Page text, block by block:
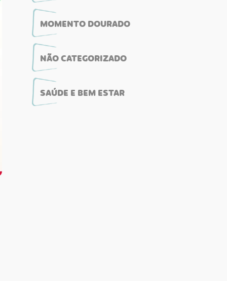
MOMENTO DOURADO
NÃO CATEGORIZADO
SAÚDE E BEM ESTAR